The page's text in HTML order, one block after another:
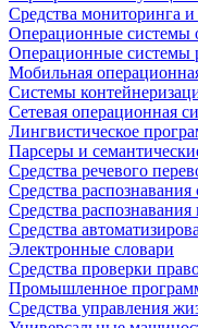
Средства мониторинга
Операционные системы
Операционные системы
Мобильная
Системы
Сетевая операционная
Лингвистическое
Парсеры и
Средства речевого
Средства распознавания
Средства распознавания
Средства
Электронные словари
Средства проверки
Промышленное
Средства управления